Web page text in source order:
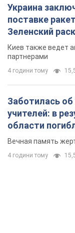
муж и внук
Вечная память
4 години тому